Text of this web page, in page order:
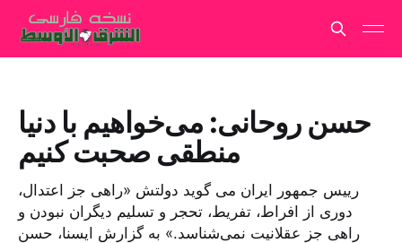
حسن روحانی: می‌خواهیم با دنیا
منطقی صحبت کنیم
رییس‌ جمهور ایران می گوید دولتش «راهی جز اعتدال،
دوری از افراط، تفریط، تحجر و تسلیم دیگران نبودن و
راهی جز عقلانیت نمی‌شناسد.» به گزارش ایسنا، حسن